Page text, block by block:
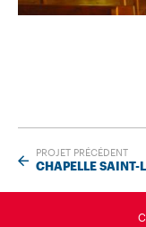
PROJET PRÉCÉDENT
CHAPELLE SAINT-